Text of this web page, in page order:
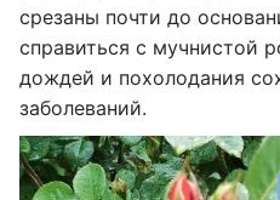
срезаны почти до
справиться с мучнистой
дождей и похолодания
заболеваний.